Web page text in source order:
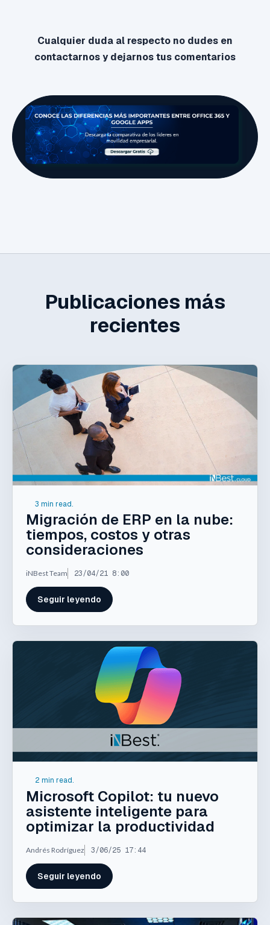
Cualquier duda al respecto no dudes en
contactarnos y dejarnos tus comentarios
Publicaciones más
recientes
3 min read.
Migración de ERP en la nube:
tiempos, costos y otras
consideraciones
iNBest Team 23/04/21 8:00
Seguir leyendo
2 min read.
Microsoft Copilot: tu nuevo
asistente inteligente para
optimizar la productividad
Andrés Rodríguez 3/06/25 17:44
Seguir leyendo